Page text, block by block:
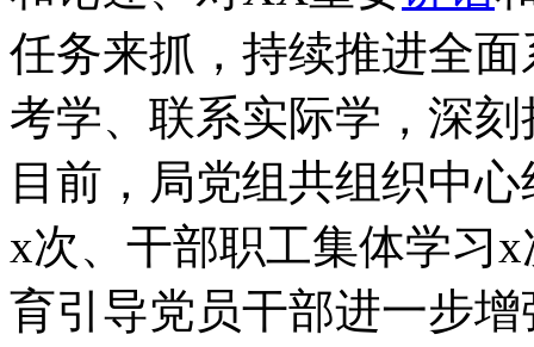
任务来抓，持续推进全
考学、联系实际学，深
目前，局党组共组织中
x次、干部职工集体学习
育引导党员干部进一步